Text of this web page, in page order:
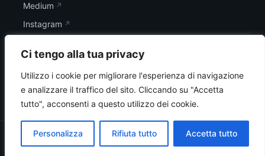
Ci tengo alla tua privacy
Utilizzo i cookie per migliorare l'esperienza di navigazione
e analizzare il traffico del sito. Cliccando su "Accetta
tutto", acconsenti a questo utilizzo dei cookie.
Personalizza Rifiuta tutto Accetta tutto
Medium
Instagram